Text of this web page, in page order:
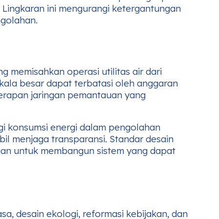
ini mengurangi ketergantungan
memisahkan operasi utilitas air dari
besar dapat terbatasi oleh anggaran
jaringan pemantauan yang
konsumsi energi dalam pengolahan
menjaga transparansi. Standar desain
untuk membangun sistem yang dapat
desain ekologi, reformasi kebijakan, dan